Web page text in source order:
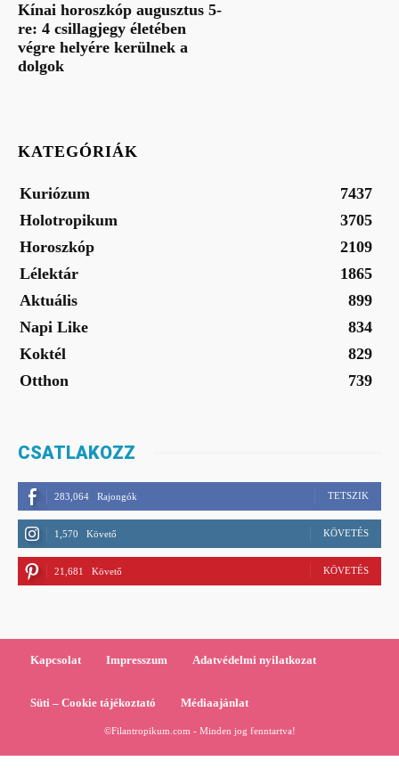
Kínai horoszkóp augusztus 5-
re: 4 csillagjegy életében
végre helyére kerülnek a
dolgok
KATEGÓRIÁK
Kuriózum
7437
Holotropikum
3705
Horoszkóp
2109
Lélektár
1865
Aktuális
899
Napi Like
834
Koktél
829
Otthon
739
CSATLAKOZZ
283,064 Rajongók TETSZIK
1,570 Követő KÖVETÉS
21,681 Követő KÖVETÉS
Kapcsolat Impresszum Adatvédelmi nyilatkozat
Süti – Cookie tájékoztató Médiaajánlat
©Filantropikum.com - Minden jog fenntartva!